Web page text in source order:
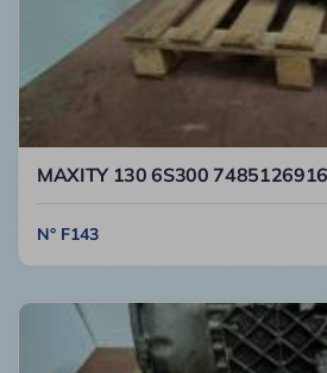
MAXITY 130 6S300
N° F143